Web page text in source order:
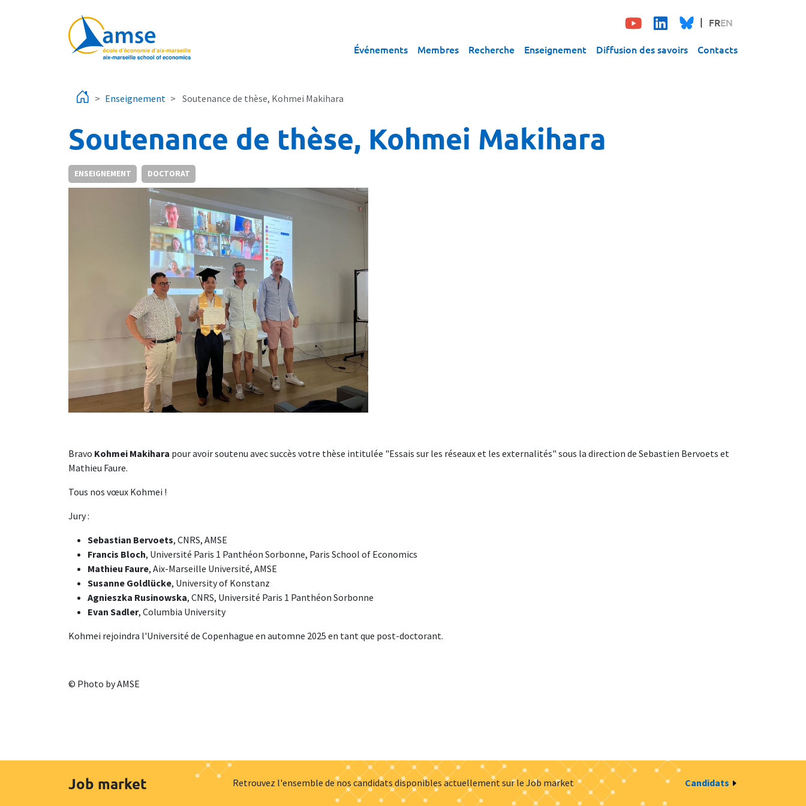
FREN
Événements Membres Recherche Enseignement Diffusion des savoirs Contacts
Enseignement Soutenance de thèse, Kohmei Makihara
Soutenance de thèse, Kohmei Makihara
ENSEIGNEMENT DOCTORAT
Bravo Kohmei Makihara pour avoir soutenu avec succès votre thèse intitulée "Essais sur les réseaux et les externalités" sous la direction de Sebastien Bervoets et
Mathieu Faure.
Tous nos vœux Kohmei !
Jury :
Sebastian Bervoets, CNRS, AMSE
Francis Bloch, Université Paris 1 Panthéon Sorbonne, Paris School of Economics
Mathieu Faure, Aix-Marseille Université, AMSE
Susanne Goldlücke, University of Konstanz
Agnieszka Rusinowska, CNRS, Université Paris 1 Panthéon Sorbonne
Evan Sadler, Columbia University
Kohmei rejoindra l'Université de Copenhague en automne 2025 en tant que post-doctorant.
© Photo by AMSE
Job market Retrouvez l'ensemble de nos candidats disponibles actuellement sur le Job market Candidats